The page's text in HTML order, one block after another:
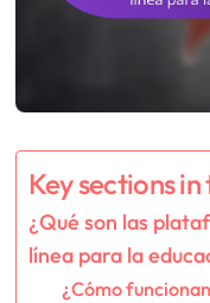
Key sections
¿Qué son las
línea para la
¿Cómo